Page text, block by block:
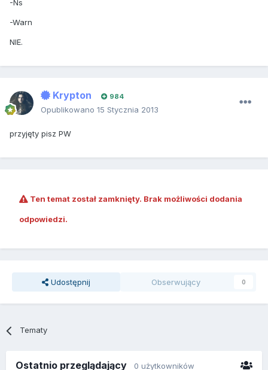
-Ns
-Warn
NIE.
Krypton 984
Opublikowano 15 Stycznia 2013
przyjęty pisz PW
Ten temat został zamknięty. Brak możliwości dodania
odpowiedzi.
Udostępnij Obserwujący 0
Tematy
Ostatnio przeglądający 0 użytkowników